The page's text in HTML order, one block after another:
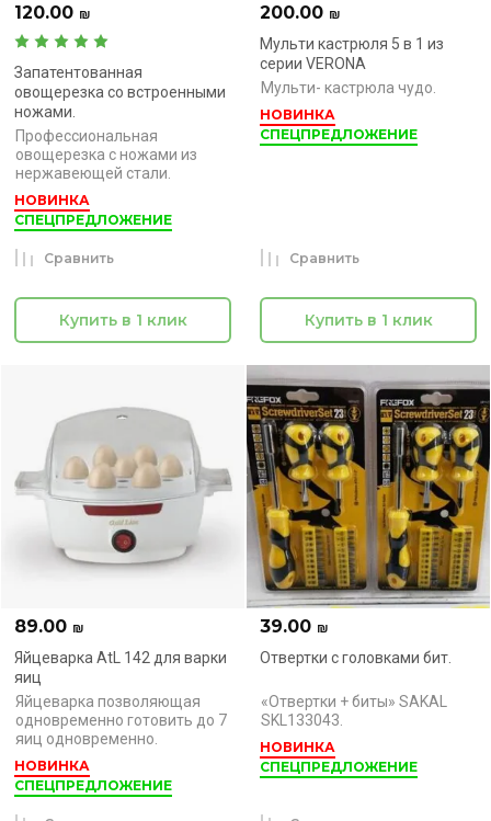
120.00 ₪
Запатентованная
овощерезка со встроенными
ножами.
Профессиональная
овощерезка с ножами из
нержавеющей стали.
НОВИНКА
СПЕЦПРЕДЛОЖЕНИЕ
Сравнить
Купить в 1 клик
200.00 ₪
Мульти кастрюля 5 в 1 из
серии VERONA
Мульти- кастрюла чудо.
НОВИНКА
СПЕЦПРЕДЛОЖЕНИЕ
Сравнить
Купить в 1 клик
89.00 ₪
Яйцеварка AtL 142 для варки
яиц
Яйцеварка позволяющая
одновременно готовить до 7
яиц одновременно.
НОВИНКА
СПЕЦПРЕДЛОЖЕНИЕ
39.00 ₪
Отвертки с головками бит.
«Отвертки + биты» SAKAL
SKL133043.
НОВИНКА
СПЕЦПРЕДЛОЖЕНИЕ